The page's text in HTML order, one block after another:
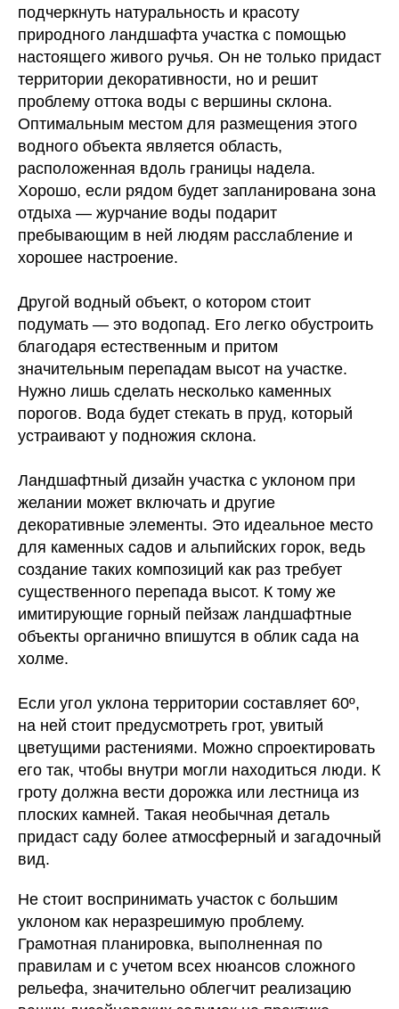
подчеркнуть натуральность и красоту
природного ландшафта участка с помощью
настоящего живого ручья. Он не только придаст
территории декоративности, но и решит
проблему оттока воды с вершины склона.
Оптимальным местом для размещения этого
водного объекта является область,
расположенная вдоль границы надела.
Хорошо, если рядом будет запланирована зона
отдыха — журчание воды подарит
пребывающим в ней людям расслабление и
хорошее настроение.
Другой водный объект, о котором стоит
подумать — это водопад. Его легко обустроить
благодаря естественным и притом
значительным перепадам высот на участке.
Нужно лишь сделать несколько каменных
порогов. Вода будет стекать в пруд, который
устраивают у подножия склона.
Ландшафтный дизайн участка с уклоном при
желании может включать и другие
декоративные элементы. Это идеальное место
для каменных садов и альпийских горок, ведь
создание таких композиций как раз требует
существенного перепада высот. К тому же
имитирующие горный пейзаж ландшафтные
объекты органично впишутся в облик сада на
холме.
Если угол уклона территории составляет 60º,
на ней стоит предусмотреть грот, увитый
цветущими растениями. Можно спроектировать
его так, чтобы внутри могли находиться люди. К
гроту должна вести дорожка или лестница из
плоских камней. Такая необычная деталь
придаст саду более атмосферный и загадочный
вид.
Не стоит воспринимать участок с большим
уклоном как неразрешимую проблему.
Грамотная планировка, выполненная по
правилам и с учетом всех нюансов сложного
рельефа, значительно облегчит реализацию